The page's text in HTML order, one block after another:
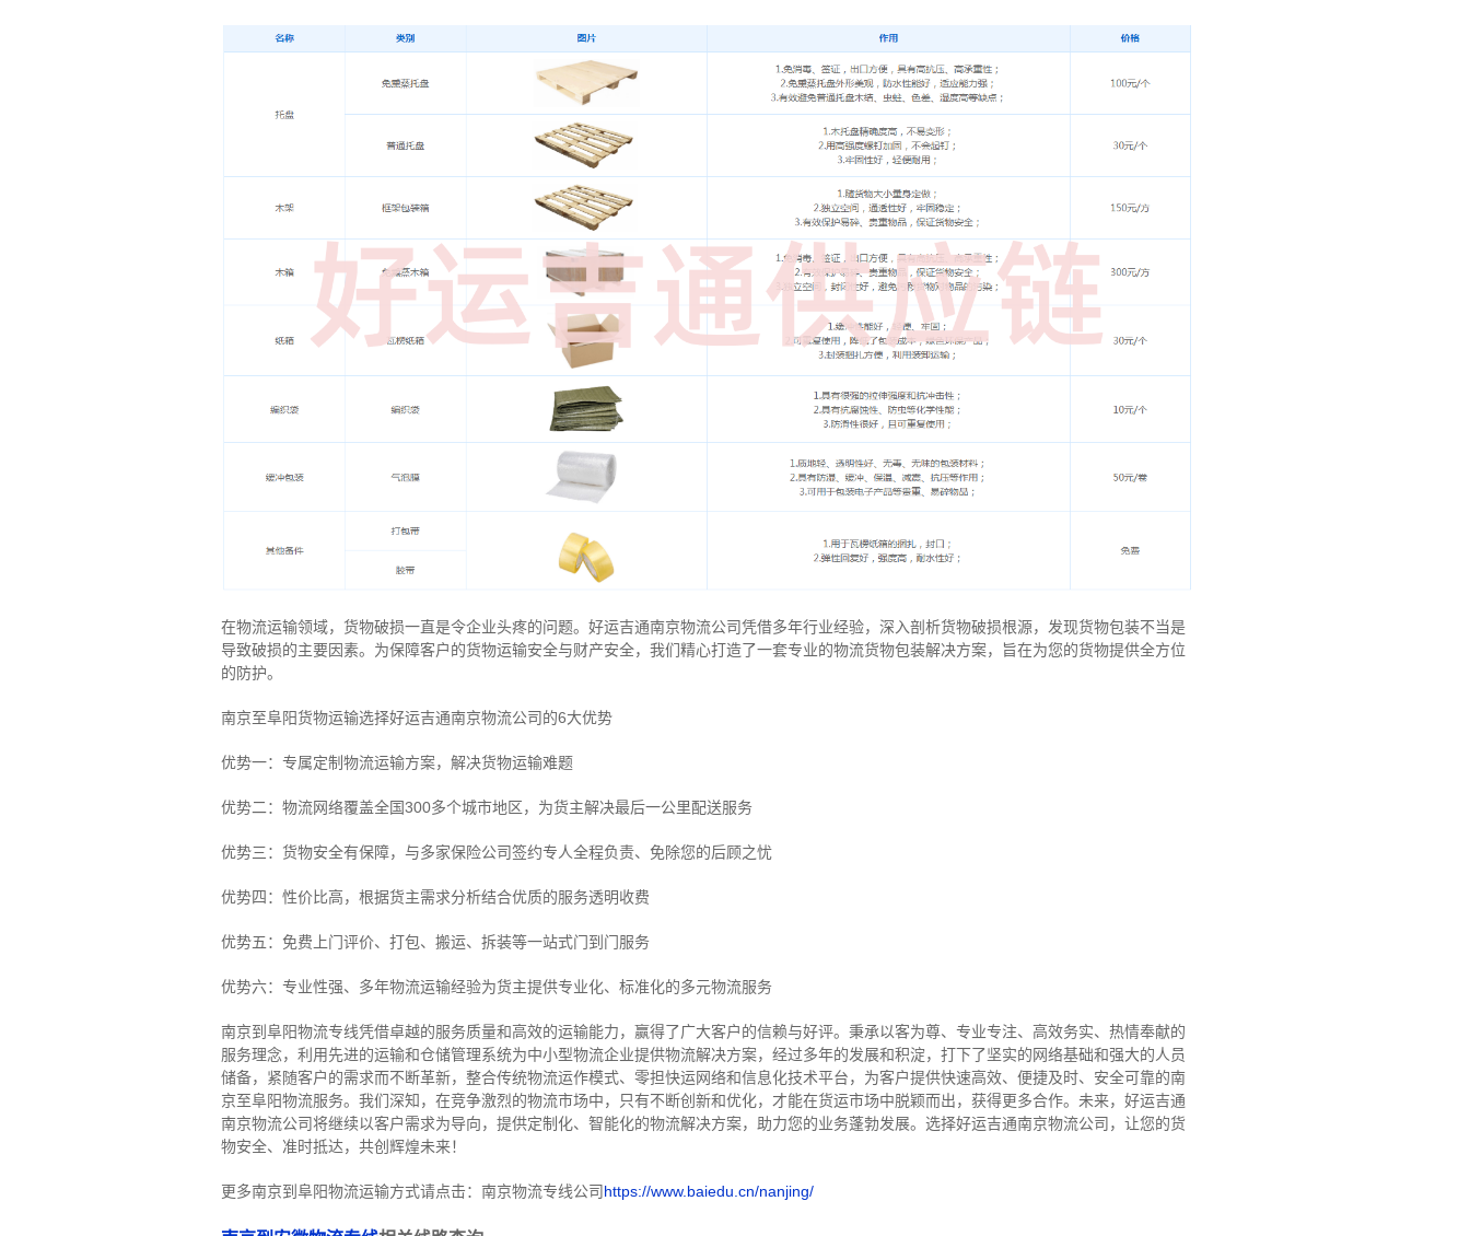
在物流运输领域，货物破损一直是令企业头疼的问题。好运吉通南京物流公司凭借多年行业经验，深入剖析货物破损根源，发现货物包装不当是
导致破损的主要因素。为保障客户的货物运输安全与财产安全，我们精心打造了一套专业的物流货物包装解决方案，旨在为您的货物提供全方位
的防护。
南京至阜阳货物运输选择好运吉通南京物流公司的6大优势
优势一：专属定制物流运输方案，解决货物运输难题
优势二：物流网络覆盖全国300多个城市地区，为货主解决最后一公里配送服务
优势三：货物安全有保障，与多家保险公司签约专人全程负责、免除您的后顾之忧
优势四：性价比高，根据货主需求分析结合优质的服务透明收费
优势五：免费上门评价、打包、搬运、拆装等一站式门到门服务
优势六：专业性强、多年物流运输经验为货主提供专业化、标准化的多元物流服务
南京到阜阳物流专线凭借卓越的服务质量和高效的运输能力，赢得了广大客户的信赖与好评。 秉承以客为尊、专业专注、高效务实、热情奉献的
服务理念，利用先进的运输和仓储管理系统为中小型物流企业提供物流解决方案，经过多年的发展和积淀，打下了坚实的网络基础和强大的人员
储备，紧随客户的需求而不断革新，整合传统物流运作模式、零担快运网络和信息化技术平台，为客户提供快速高效、便捷及时、安全可靠的南
京至阜阳物流服务。 我们深知，在竞争激烈的物流市场中，只有不断创新和优化，才能在货运市场中脱颖而出，获得更多合作。 未来，好运吉通
南京物流公司将继续以客户需求为导向，提供定制化、智能化的物流解决方案，助力您的业务蓬勃发展。选择好运吉通南京物流公司，让您的货
物安全、准时抵达，共创辉煌未来！
更多南京到阜阳物流运输方式请点击：南京物流专线公司https://www.baiedu.cn/nanjing/